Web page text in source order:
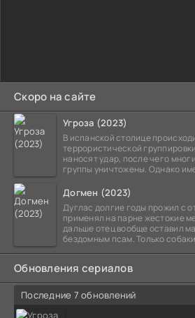
Скоро на сайте
Угроза (2023)
В испанской столице
террористической
наносят удар, после чего
группы уничтожены. Однако
Догмен (2023)
Дуглас долгие годы прожил с
применял на парне жестокие
дальше отец вообще оставил
бездомным псам. Только
Обновления сериалов
Последние 7 обновлений